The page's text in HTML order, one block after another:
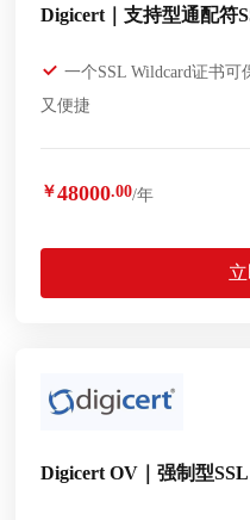
Digicert｜支持型通配符
一个SSL Wildcard证书
又便捷
￥48000.00/年
Digicert OV｜强制型SSL